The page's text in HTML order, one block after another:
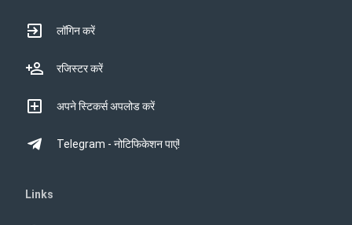
लॉगिन करें
रजिस्टर करें
अपने स्टिकर्स अपलोड करें
Telegram - नोटिफिकेशन पाएं!
Links